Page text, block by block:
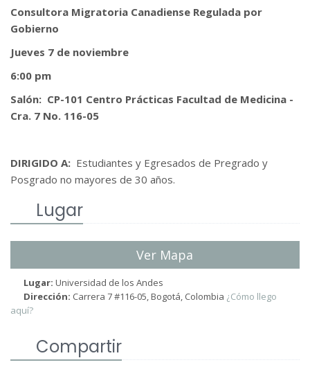
Consultora Migratoria Canadiense Regulada por
Gobierno
Jueves 7 de noviembre
6:00 pm
Salón: CP-101 Centro Prácticas Facultad de Medicina -
Cra. 7 No. 116-05
DIRIGIDO A: Estudiantes y Egresados de Pregrado y
Posgrado no mayores de 30 años.
Lugar
Ver Mapa
Lugar:Universidad de los Andes
Dirección: Carrera 7 #116-05, Bogotá, Colombia ¿Cómo llego
aquí?
Compartir